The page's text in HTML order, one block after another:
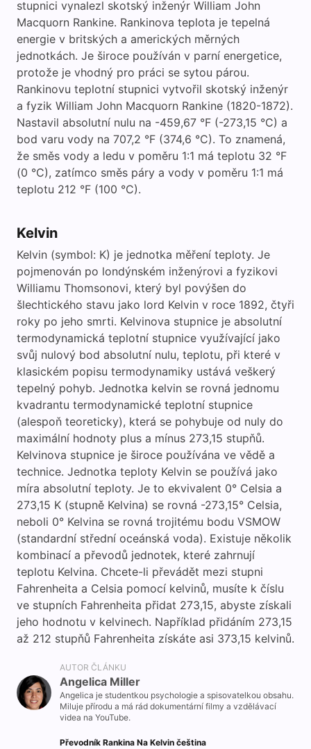
stupnici vynalezl skotský inženýr William John
Macquorn Rankine. Rankinova teplota je tepelná
energie v britských a amerických měrných
jednotkách. Je široce používán v parní energetice,
protože je vhodný pro práci se sytou párou.
Rankinovu teplotní stupnici vytvořil skotský inženýr
a fyzik William John Macquorn Rankine (1820-1872).
Nastavil absolutní nulu na -459,67 °F (-273,15 °C) a
bod varu vody na 707,2 °F (374,6 °C). To znamená,
že směs vody a ledu v poměru 1:1 má teplotu 32 °F
(0 °C), zatímco směs páry a vody v poměru 1:1 má
teplotu 212 °F (100 °C).
Kelvin
Kelvin (symbol: K) je jednotka měření teploty. Je
pojmenován po londýnském inženýrovi a fyzikovi
Williamu Thomsonovi, který byl povýšen do
šlechtického stavu jako lord Kelvin v roce 1892, čtyři
roky po jeho smrti. Kelvinova stupnice je absolutní
termodynamická teplotní stupnice využívající jako
svůj nulový bod absolutní nulu, teplotu, při které v
klasickém popisu termodynamiky ustává veškerý
tepelný pohyb. Jednotka kelvin se rovná jednomu
kvadrantu termodynamické teplotní stupnice
(alespoň teoreticky), která se pohybuje od nuly do
maximální hodnoty plus a mínus 273,15 stupňů.
Kelvinova stupnice je široce používána ve vědě a
technice. Jednotka teploty Kelvin se používá jako
míra absolutní teploty. Je to ekvivalent 0° Celsia a
273,15 K (stupně Kelvina) se rovná -273,15° Celsia,
neboli 0° Kelvina se rovná trojitému bodu VSMOW
(standardní střední oceánská voda). Existuje několik
kombinací a převodů jednotek, které zahrnují
teplotu Kelvina. Chcete-li převádět mezi stupni
Fahrenheita a Celsia pomocí kelvinů, musíte k číslu
ve stupních Fahrenheita přidat 273,15, abyste získali
jeho hodnotu v kelvinech. Například přidáním 273,15
až 212 stupňů Fahrenheita získáte asi 373,15 kelvinů.
AUTOR ČLÁNKU
Angelica Miller
Angelica je studentkou psychologie a spisovatelkou obsahu.
Miluje přírodu a má rád dokumentární filmy a vzdělávací
videa na YouTube.
Převodník Rankina Na Kelvin čeština